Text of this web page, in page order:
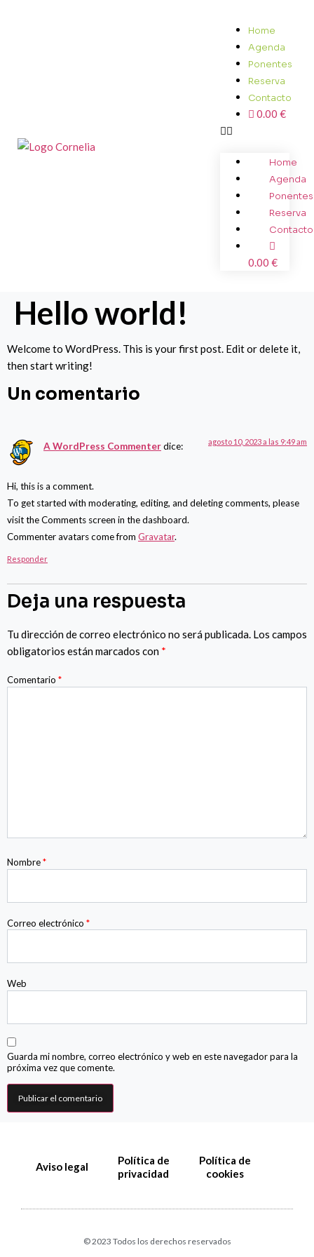
Home
Agenda
Ponentes
Reserva
Contacto
0.00 €
Home
Agenda
Ponentes
Reserva
Contacto
0.00 €
Hello world!
Welcome to WordPress. This is your first post. Edit or delete it,
then start writing!
Un comentario
A WordPress Commenterdice: agosto 10, 2023 a las 9:49 am
Hi, this is a comment.
To get started with moderating, editing, and deleting comments, please
visit the Comments screen in the dashboard.
Commenter avatars come from Gravatar.
Responder
Deja una respuesta
Tu dirección de correo electrónico no será publicada. Los campos
obligatorios están marcados con *
Comentario *
Nombre*
Correo electrónico *
Web
Guarda mi nombre, correo electrónico y web en este navegador para la
próxima vez que comente.
Aviso legal
Política de
privacidad
Política de
cookies
© 2023 Todos los derechos reservados